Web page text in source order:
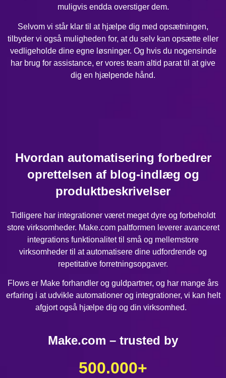
muligvis endda overstiger dem.
Selvom vi står klar til at hjælpe dig med opsætningen,
tilbyder vi også muligheden for, at du selv kan opsætte eller
vedligeholde dine egne løsninger. Og hvis du nogensinde
har brug for assistance, er vores team altid parat til at give
dig en hjælpende hånd.
Hvordan automatisering forbedrer
oprettelsen af blog-indlæg og
produktbeskrivelser
Tidligere har integrationer været meget dyre og forbeholdt
store virksomheder. Make.com paltformen leverer avanceret
integrations funktionalitet til små og mellemstore
virksomheder til at automatisere dine udfordrende og
repetitative forretningsopgaver.
Flows er Make forhandler og guldpartner, og har mange års
erfaring i at udvikle automationer og integrationer, vi kan helt
afgjort også hjælpe dig og din virksomhed.
Make.com – trusted by
500.000+